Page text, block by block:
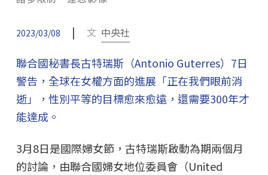
2023/03/08 | 文 中央社
聯合國秘書長古特瑞斯（Antonio Guterres）7日
警告，全球在女權方面的進展「正在我們眼前消
逝」，性別平等的目標愈來愈遠，還需要300年才
能達成。
3月8日是國際婦女節，古特瑞斯啟動為期兩個月
的討論，由聯合國婦女地位委員會（United